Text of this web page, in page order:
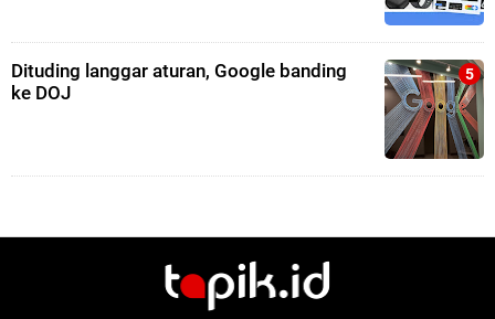
Dituding langgar aturan, Google banding
ke DOJ